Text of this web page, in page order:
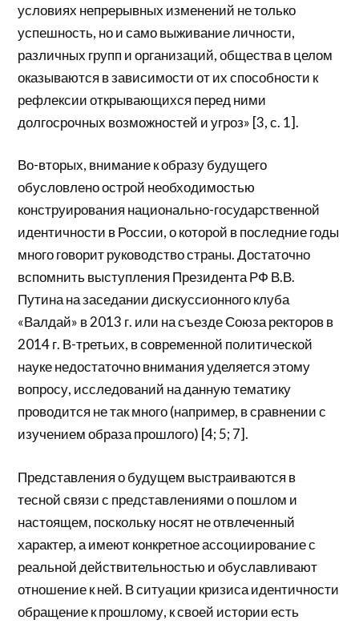
условиях непрерывных изменений не только
успешность, но и само выживание личности,
различных групп и организаций, общества в целом
оказываются в зависимости от их способности к
рефлексии открывающихся перед ними
долгосрочных возможностей и угроз» [3, с. 1].
Во-вторых, внимание к образу будущего
обусловлено острой необходимостью
конструирования национально-государственной
идентичности в России, о которой в последние годы
много говорит руководство страны. Достаточно
вспомнить выступления Президента РФ В.В.
Путина на заседании дискуссионного клуба
«Валдай» в 2013 г. или на съезде Союза ректоров в
2014 г. В-третьих, в современной политической
науке недостаточно внимания уделяется этому
вопросу, исследований на данную тематику
проводится не так много (например, в сравнении с
изучением образа прошлого) [4; 5; 7].
Представления о будущем выстраиваются в
тесной связи с представлениями о пошлом и
настоящем, поскольку носят не отвлеченный
характер, а имеют конкретное ассоциирование с
реальной действительностью и обуславливают
отношение к ней. В ситуации кризиса идентичности
обращение к прошлому, к своей истории есть